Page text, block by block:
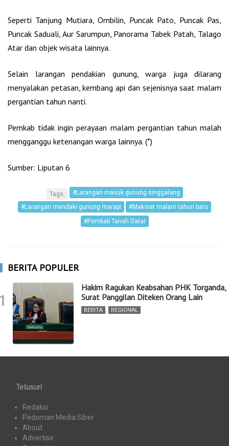
Seperti Tanjung Mutiara, Ombilin, Puncak Pato, Puncak Pas,
Puncak Saduali, Aur Sarumpun, Panorama Tabek Patah, Talago
Atar dan objek wisata lainnya.
Selain larangan pendakian gunung, warga juga dilarang
menyalakan petasan, kembang api dan sejenisnya saat malam
pergantian tahun nanti.
Pemkab tidak ingin perayaan malam pergantian tahun malah
mengganggu ketenangan warga lainnya. (*)
Sumber: Liputan 6
Tags:
#Larangan masuk gunung singgalang
#Larangan mendaki gunung marapi
#Maksiat malam tahun baru
#Pemkab Tanah Datar
BERITA POPULER
Hakim Ragukan Keabsahan PHK Torganda,
Surat Panggilan Diteken Orang Lain
BERITA , REGIONAL
Telusuri
Redaksi
Pedoman Media Siber
About
Advertise